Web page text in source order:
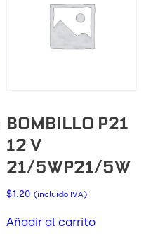
BOMBILLO P21
12 V
21/5WP21/5W
$1.20 (incluido IVA)
Añadir al carrito